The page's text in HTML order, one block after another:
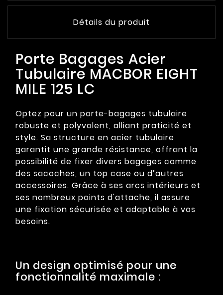
Détails du produit
Porte Bagages Acier
Tubulaire MACBOR EIGHT
MILE 125 LC
Optez pour un porte-bagages tubulaire
robuste et polyvalent, alliant praticité et
style. Sa structure en acier tubulaire
garantit une grande résistance, offrant la
possibilité de fixer divers bagages comme
des sacoches, un top case ou d’autres
accessoires. Grâce à ses arcs intérieurs et
ses nombreux points d'attache, il assure
une fixation sécurisée et adaptable à vos
besoins.
Un design optimisé pour une
fonctionnalité maximale :